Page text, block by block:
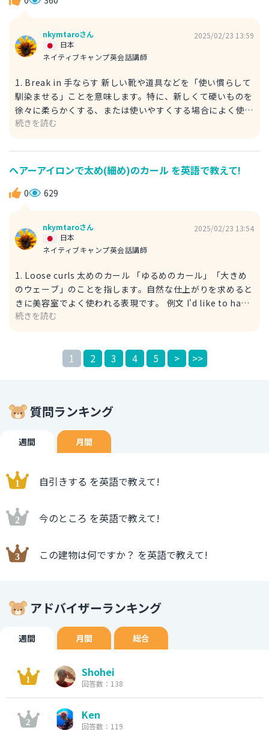
committed to her studies. 彼女は勉強に腰を据えて取り
組んでいる。 studiesは study 「勉強する」という動詞の名
nkymtaroさん
ネイティブキャンプ英会話講師
日本
2025/02/23 13:59
1. Break in 手ならす 新しい靴や道具などを「使い慣らして
馴染ませる」ことを意味します。特に、新しくて硬いものを
徐々に柔らかくする、または使いやすくする場合によく使わ
れます。 例文 I need to break in my new gloves before
といけない。 need to：～する必要がある glove ：手袋、
グローブ 2. Get used to 手ならす 「何かに慣れる」「適応
する」という意味で、人が新しい環境や作業に順応するとき
に使います。 例文 It takes time to get used to a new
表現で、この表現単体でも「時間がかかるよ」という意味で
日常会話でも使われます。
続きを読む
ヘアーアイロンで太め(細め)のカール を英語で教えて!
0 629
nkymtaroさん
ネイティブキャンプ英会話講師
日本
2025/02/23 13:54
1. Loose curls 太めのカール 「ゆるめのカール」「大きめ
のウェーブ」のことを指します。自然な仕上がりを求めると
きに美容室でよく使われる表現です。 例文 I'd like to have
loose curls with a hair iron, please. ヘアアイロンで太め
な表現） hair iron：ヘアアイロン 2. Tight curls 細めのカ
で細めのカールをお願いできますか？ ※Tips Big/Small
size は「ヘアアイロンの太さ」のことを指し、具体的なカ
ールの大きさを指定するときに使えます。 例文 For tight
curls, a smaller barrel size works best. 細めのカールに
は、小さいヘアアイロンが最適です。 Works best：最適で
続きを読む
1 2 3 4 5 > >>
質問ランキング
週間 月間
自引きする を英語で教えて!
今のところ を英語で教えて!
この建物は何ですか？ を英語で教えて!
アドバイザーランキング
週間 月間 総合
Shohei
回答数：138
Ken
回答数：119